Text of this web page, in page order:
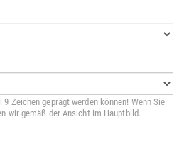
Zeichen geprägt werden können! Wenn Sie
wir gemäß der Ansicht im Hauptbild.